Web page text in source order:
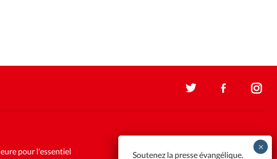
pour l'essentiel Soutenez la presse évangélique.